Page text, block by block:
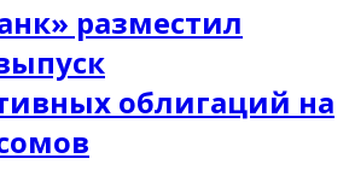
разместил
облигаций на